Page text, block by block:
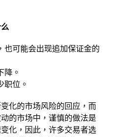
也可能会出现追加保证金的
降。
职位。
化的市场风险的回应，而
的市场中，谨慎的做法是
化，因此，许多交易者选